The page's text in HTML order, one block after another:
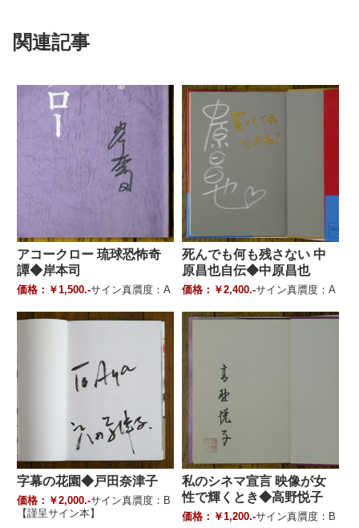
関連記事
アコークロー 琉球恐怖奇
譚◆岸本司
価格：￥1,500.-サイン真贋度：A
死んでも何も残さない 中
原昌也自伝◆中原昌也
価格：￥2,400.-サイン真贋度：A
字幕の花園◆戸田奈津子
価格：￥2,000.-サイン真贋度：B
【謹呈サイン本】
私のシネマ宣言 映像が女
性で輝くとき◆高野悦子
価格：￥1,200.-サイン真贋度：B